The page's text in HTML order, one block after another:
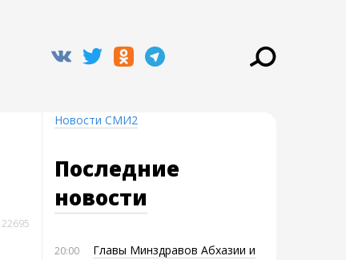
22695
Новости СМИ2
Последние
новости
20:00
Главы Минздравов Абхазии и